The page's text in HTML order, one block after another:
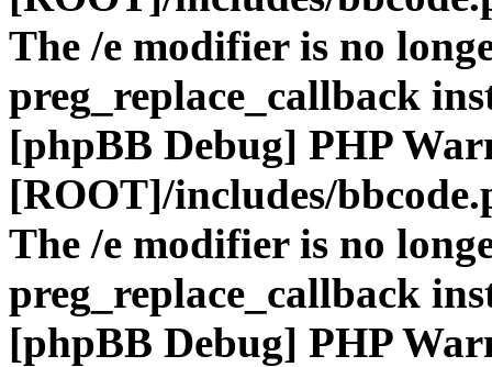
The /e modifier is no
preg_replace_callback
[phpBB Debug] PHP
[ROOT]/includes/
The /e modifier is no
preg_replace_callback
[phpBB Debug] PHP